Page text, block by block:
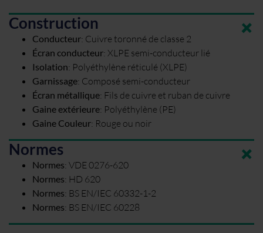
Construction
Conducteur: Cuivre toronné de classe 2
Écran conducteur: XLPE semi-conducteur lié
Isolation: Polyéthylène réticulé (XLPE)
Garnissage: Composé semi-conducteur
Écran métallique: Fils de cuivre et ruban de cuivre
Gaine extérieure: Polyéthylène (PE)
Gaine Couleur: Rouge ou noir
Normes
Normes: VDE 0276-620
Normes: HD 620
Normes: BS EN/IEC 60332-1-2
Normes: BS EN/IEC 60228